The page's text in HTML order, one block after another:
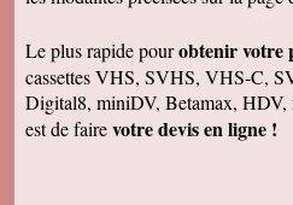
Fantastique. Encore
beaucoup de la rapidité
traité ma commande.
Anaïs H
J'ai bien reçu le colis.
Le plus rapide pourobtenir votre
cassettes VHS, SVHS, VHS-C,
Digital8, miniDV, Betamax,
est de fairevotre devis en ligne !